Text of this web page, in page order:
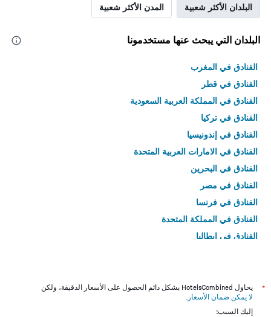
البلدان الأكثر شعبية المدن الأكثر شعبية
البلدان التي يبحث عنها مستخدمونا
الفنادق في المغرب
الفنادق في قطر
الفنادق في المملكة العربية السعودية
الفنادق في تركيا
الفنادق في إندونيسيا
الفنادق في الامارات العربية المتحدة
الفنادق في البحرين
الفنادق في مصر
الفنادق في فرنسا
الفنادق في المملكة المتحدة
الفنادق في إيطاليا
*
يحاول HotelsCombined بشكل دائم الحصول على الأسعار الدقيقة، ولكن
لا يمكن ضمان الأسعار .
إليك السبب: